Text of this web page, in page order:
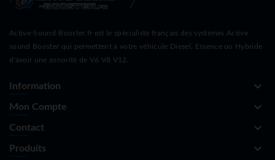
Active-Sound-Booster.fr est le spécialiste français des systèmes Active
sound Booster qui permettent à votre véhicule Diesel, Essence ou Hybride
d'avoir une sonorité de V6 V8 V12.
Information keyboard_arrow_down
Mon Compte keyboard_arrow_down
Contact keyboard_arrow_down
Produits keyboard_arrow_down